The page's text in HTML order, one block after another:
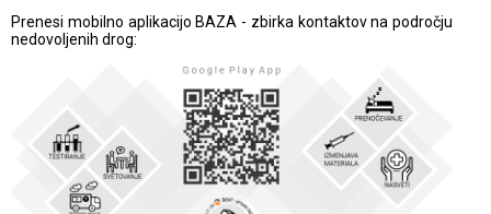
Prenesi mobilno aplikacijo BAZA - zbirka kontaktov na področju
nedovoljenih drog: